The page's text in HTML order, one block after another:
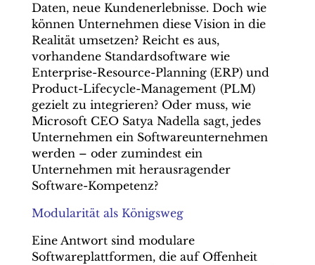
Daten, neue Kundenerlebnisse. Doch wie
können Unternehmen diese Vision in die
Realität umsetzen? Reicht es aus,
vorhandene Standardsoftware wie
Enterprise-Resource-Planning (ERP) und
Product-Lifecycle-Management (PLM)
gezielt zu integrieren? Oder muss, wie
Microsoft CEO Satya Nadella sagt, jedes
Unternehmen ein Softwareunternehmen
werden – oder zumindest ein
Unternehmen mit herausragender
Software-Kompetenz?
Modularität als Königsweg
Eine Antwort sind modulare
Softwareplattformen, die auf Offenheit